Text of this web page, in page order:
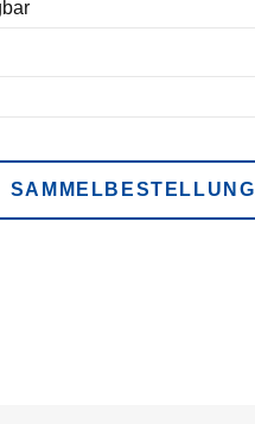
SAMMELBESTELLUNG